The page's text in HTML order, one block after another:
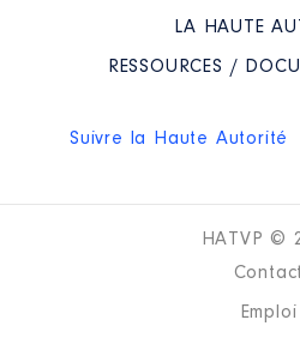
LA HAUTE
RESSOURCES /
Suivre la Haute Autorité
HATVP ©
Contact
Emploi